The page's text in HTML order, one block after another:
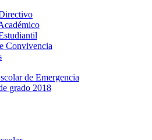
Convivencia
de Emergencia
grado 2018